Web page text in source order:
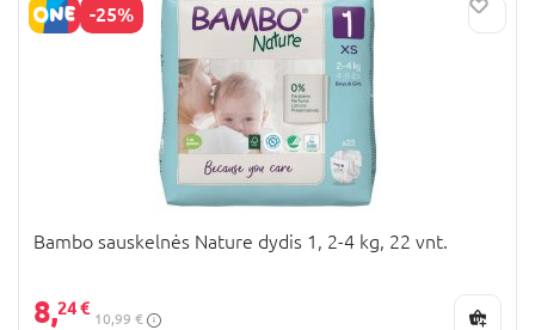
-25%
Bambo sauskelnės Nature dydis 1, 2-4 kg, 22 vnt.
8,24 €
10,99 €